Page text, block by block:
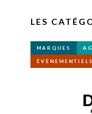
LES
MARQUES
ÉVÉNEMENTIELS